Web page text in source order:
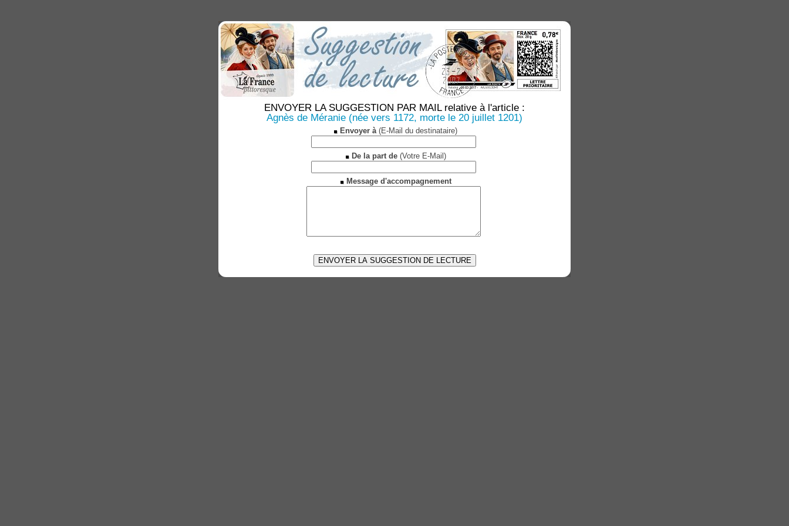
ENVOYER LA SUGGESTION PAR MAIL relative à l'article :
Agnès de Méranie (née vers 1172, morte le 20 juillet 1201)
Envoyer à(E-Mail du destinataire)
De la part de(Votre E-Mail)
Message d'accompagnement